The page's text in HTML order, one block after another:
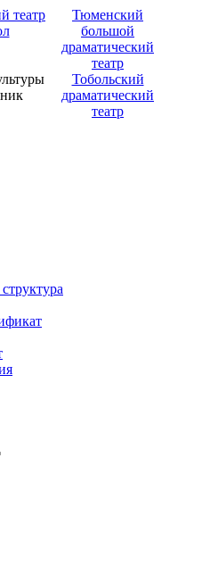
театр
Тюменский
большой
драматический
театр
Тобольский
драматический
театр